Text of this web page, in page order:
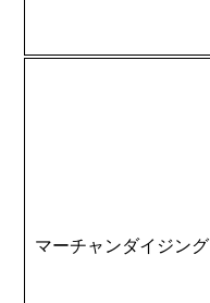
マーチャンダイジング